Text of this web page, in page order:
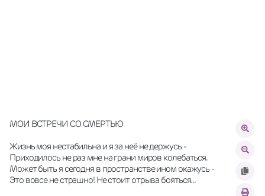
МОИ ВСТРЕЧИ СО СМЕРТЬЮ
Жизнь моя нестабильна и я за неё не держусь -
Приходилось не раз мне на грани миров колебаться.
Может быть я сегодня в пространстве ином окажусь -
Это вовсе не страшно! Не стоит отрыва бояться...